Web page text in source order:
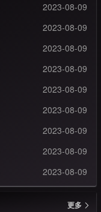
2023-08-09
2023-08-09
2023-08-09
2023-08-09
2023-08-09
2023-08-09
2023-08-09
2023-08-09
2023-08-09
更多